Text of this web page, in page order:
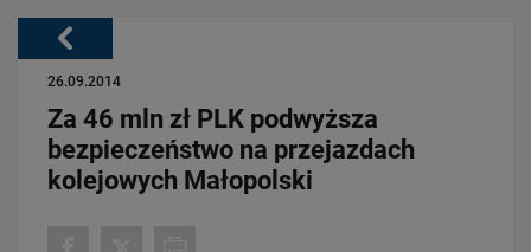
Powrót
26.09.2014
Za 46 mln zł PLK podwyższa
bezpieczeństwo na przejazdach
kolejowych Małopolski